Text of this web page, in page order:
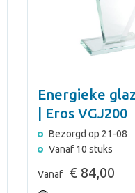
Energieke
| Eros VGJ200
Bezorgd op 21-08
Vanaf 10 stuks
Vanaf € 84,00